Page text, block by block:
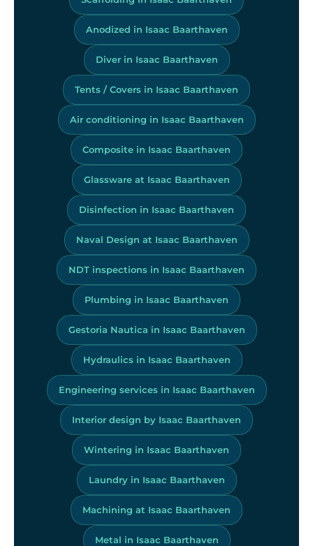
Anodized in Isaac Baarthaven
Diver in Isaac Baarthaven
Tents / Covers in Isaac Baarthaven
Air conditioning in Isaac Baarthaven
Composite in Isaac Baarthaven
Glassware at Isaac Baarthaven
Disinfection in Isaac Baarthaven
Naval Design at Isaac Baarthaven
NDT inspections in Isaac Baarthaven
Plumbing in Isaac Baarthaven
Gestoria Nautica in Isaac Baarthaven
Hydraulics in Isaac Baarthaven
Engineering services in Isaac Baarthaven
Interior design by Isaac Baarthaven
Wintering in Isaac Baarthaven
Laundry in Isaac Baarthaven
Machining at Isaac Baarthaven
Metal in Isaac Baarthaven